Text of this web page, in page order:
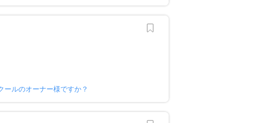
ルのオーナー様ですか？